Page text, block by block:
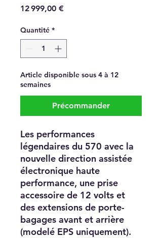
12 999,00 €Prix
Quantité *
Article disponible sous 4 à 12
semaines
Précommander
Les performances
légendaires du 570 avec la
nouvelle direction assistée
électronique haute
performance, une prise
accessoire de 12 volts et
des extensions de porte-
bagages avant et arrière
(modelé EPS uniquement).